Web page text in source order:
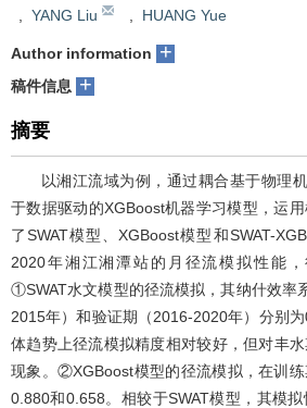
YANG Liu HUANG Yue
Author information +
稿件信息 +
摘要
以湘江流域为例，通过耦合基于物理
于数据驱动的XGBoost机器学习模型，运
了SWAT模型、XGBoost模型和SWAT-
2020年湘江湘潭站的月径流模拟性能
①SWAT水文模型的径流模拟，其纳什效率
2015年）和验证期（2016-2020年）分别
体趋势上径流模拟精度相对较好，但对丰
现象。②XGBoost模型的径流模拟，在训
0.880和0.658。相较于SWAT模型，其模